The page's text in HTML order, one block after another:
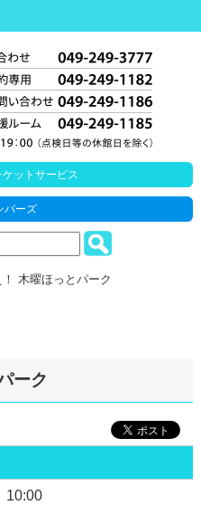
ットサービス
バーズ
！ 木曜ほっとパーク
ーク